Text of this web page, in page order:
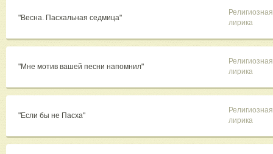
"Весна. Пасхальная седмица"
Религиозная
лирика
"Мне мотив вашей песни напомнил"
Религиозная
лирика
"Если бы не Пасха"
Религиозная
лирика